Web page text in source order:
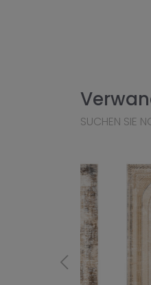
SUCHEN SIE